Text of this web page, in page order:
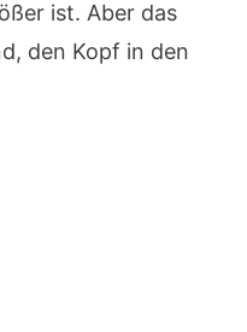
ist. Aber das
den Kopf in den